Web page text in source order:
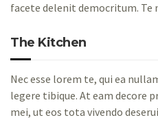
facete delenit democritum. Te
The Kitchen
Nec esse lorem te, qui ea
legere tibique. At eam decore
mei, ut eos tota vivendo